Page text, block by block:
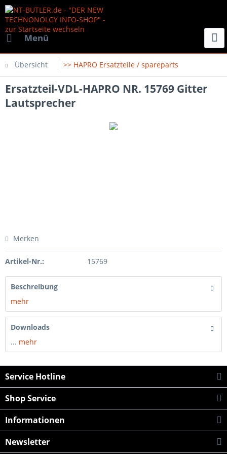
Menü
Übersicht >> HAPRO Ersatzteile / spareparts
Ersatzteil-VDL-HAPRO NR. 15769 Gitter
Lautsprecher
Merken
Artikel-Nr.: 15769
Beschreibung
mehr
Downloads
... mehr
Service Hotline
Shop Service
Informationen
Newsletter